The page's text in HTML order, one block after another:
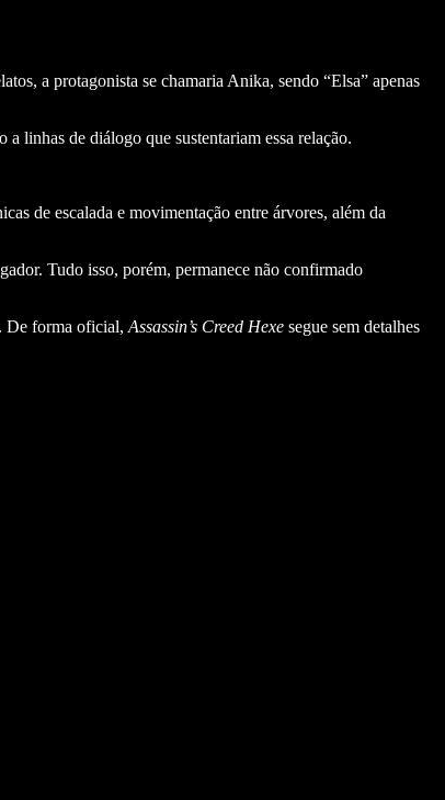
a protagonista se chamaria Anika, sendo “Elsa” apenas
linhas de diálogo que sustentariam essa relação.
de escalada e movimentação entre árvores, além da
Tudo isso, porém, permanece não confirmado
De forma oficial, Assassin’s Creed Hexe segue sem detalhes